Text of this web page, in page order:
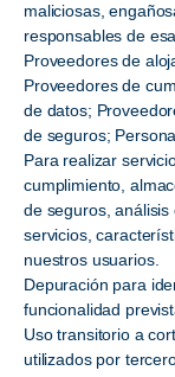
maliciosas,
responsables de
Proveedores de
Proveedores de
de datos;
de seguros;
Para realizar
cumplimiento,
de seguros,
servicios,
nuestros usuarios.
Depuración para
funcionalidad
Uso transitorio a
utilizados por